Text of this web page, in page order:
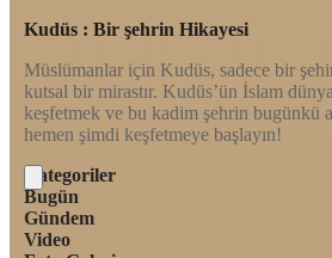
Kudüs : Bir şehrin Hikayesi
Müslümanlar için Kudüs, sadece bir
kutsal bir mirastır. Kudüs’ün İslam
keşfetmek ve bu kadim şehrin bugünkü
hemen şimdi keşfetmeye başlayın!
Kategoriler
Bugün
Gündem
Video